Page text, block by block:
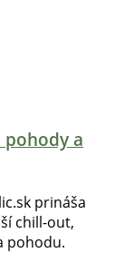
pohody a
prináša
chill-out,
pohodu.